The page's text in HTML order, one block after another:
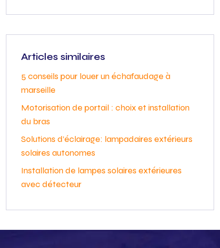
Articles similaires
5 conseils pour louer un échafaudage à
marseille
Motorisation de portail : choix et installation
du bras
Solutions d’éclairage: lampadaires extérieurs
solaires autonomes
Installation de lampes solaires extérieures
avec détecteur